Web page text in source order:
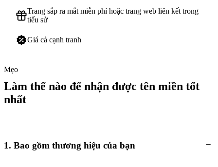
Trang sắp ra mắt miễn phí hoặc trang web liên kết trong
tiểu sử
Giá cả cạnh tranh
Mẹo
Làm thế nào để nhận được tên miền tốt
nhất
1. Bao gồm thương hiệu của bạn